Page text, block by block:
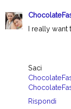
I really want
Saci
Rispondi